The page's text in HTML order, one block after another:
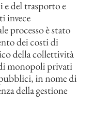
e del trasporto e
invece
processo è stato
dei costi di
della collettività
monopoli privati
in nome di
della gestione